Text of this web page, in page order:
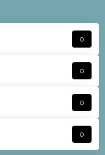
0
0
0
0